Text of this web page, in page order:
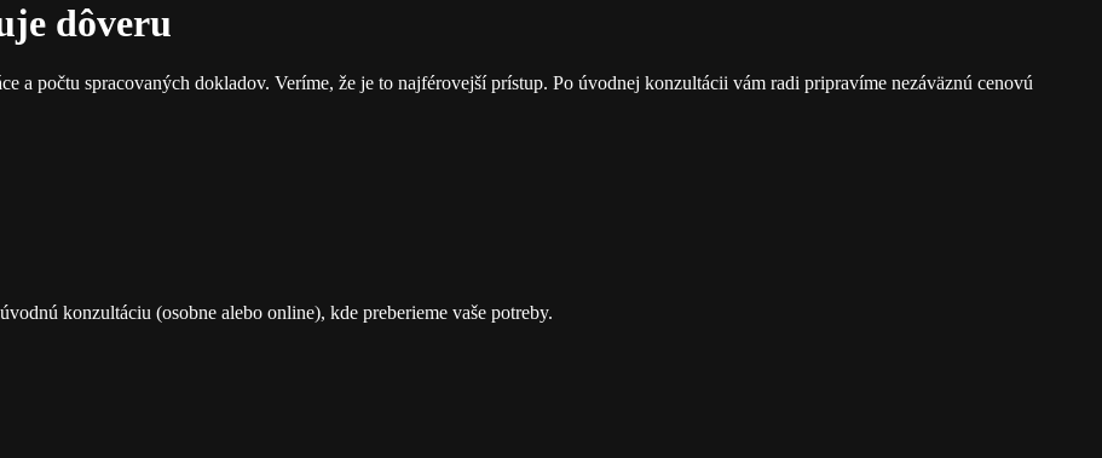
dôveru
a počtu spracovaných dokladov. Veríme, že je to najférovejší prístup. Po úvodnej konzultácii vám radi pripravíme nezáväznú cenovú
konzultáciu (osobne alebo online), kde preberieme vaše potreby.